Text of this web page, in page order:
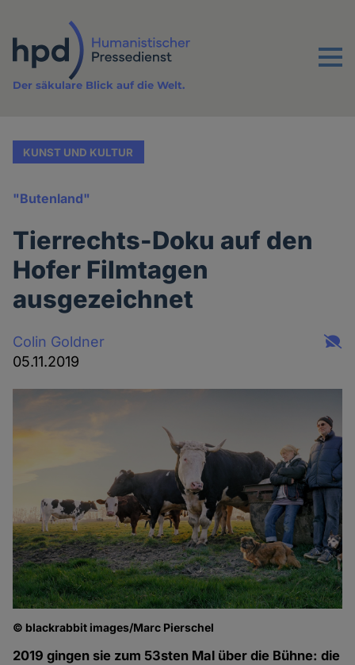
Inhalt
Menu
Der säkulare Blick auf die Welt.
KUNST UND KULTUR
"Butenland"
Tierrechts-Doku auf den
Hofer Filmtagen
ausgezeichnet
Colin Goldner
05.11.2019
© blackrabbit images/Marc Pierschel
2019 gingen sie zum 53sten Mal über die Bühne: die